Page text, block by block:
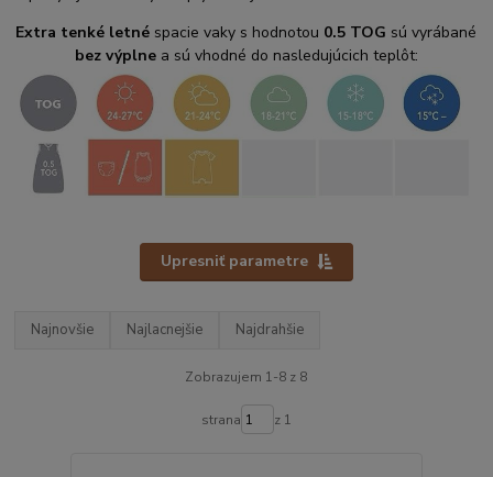
Extra tenké letné spacie vaky s hodnotou 0.5 TOG sú vyrábané
bez výplnea sú vhodné do nasledujúcich teplôt:
Upresniť parametre
Najnovšie Najlacnejšie Najdrahšie
Zobrazujem 1-8 z 8
strana z 1